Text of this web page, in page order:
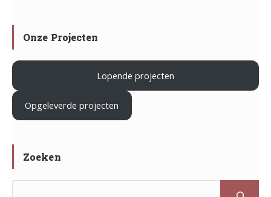
.
op
werkbezoek
Onze Projecten
Lopende projecten
Opgeleverde projecten
Zoeken